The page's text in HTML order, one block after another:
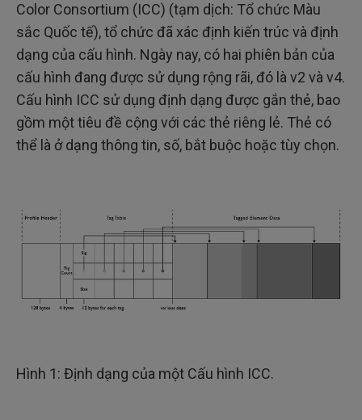
Color Consortium (ICC) (tạm dịch: Tổ chức Màu
sắc Quốc tế), tổ chức đã xác định kiến trúc và định
dạng của cấu hình. Ngày nay, có hai phiên bản của
cấu hình đang được sử dụng rộng rãi, đó là v2 và v4.
Cấu hình ICC sử dụng định dạng được gắn thẻ, bao
gồm một tiêu đề cộng với các thẻ riêng lẻ. Thẻ có
thể là ở dạng thông tin, số, bắt buộc hoặc tùy chọn.
Hình 1: Định dạng của một Cấu hình ICC.